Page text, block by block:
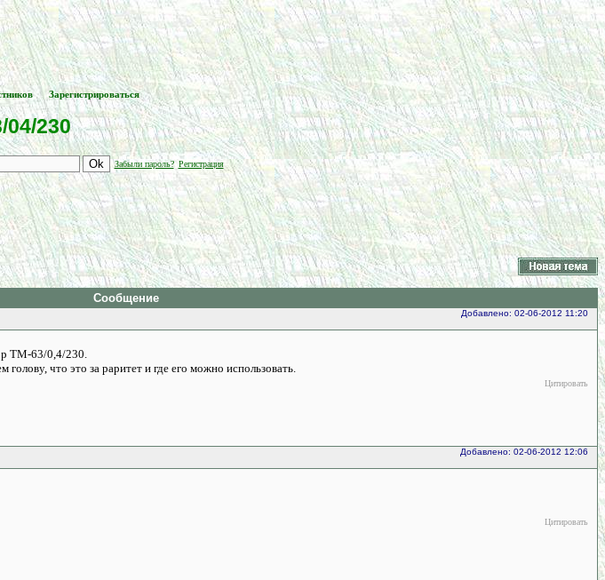
] -- [Зарегистрироваться]
230
Забыли пароль? Регистрация
Сообщение
Добавлено: 02-06-2012 11:20
ТМ-63/0,4/230.
что это за раритет и где его можно использовать.
Цитировать
Добавлено: 02-06-2012 12:06
Цитировать